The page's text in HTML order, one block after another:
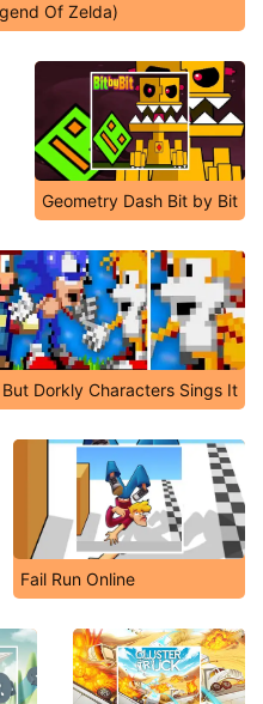
Of Zelda)
Geometry Dash Bit by Bit
But Dorkly Characters Sings It
Fail Run Online